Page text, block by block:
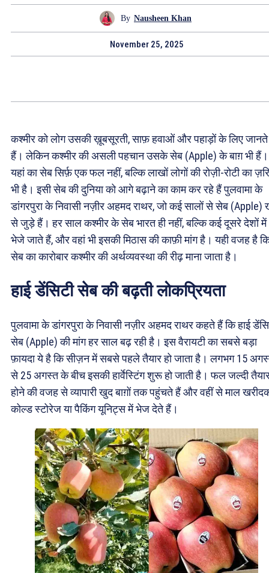
By Nausheen Khan
November 25, 2025
कश्मीर को लोग उसकी ख़ूबसूरती, साफ़ हवाओं और पहाड़ों के लिए जानते
हैं। लेकिन कश्मीर की असली पहचान उसके सेब (Apple) के बाग़ भी हैं।
यहां का सेब सिर्फ़ एक फल नहीं, बल्कि लाखों लोगों की रोज़ी-रोटी का
भी है। इसी सेब की दुनिया को आगे बढ़ाने का काम कर रहे हैं पुलवामा के
डांगरपुरा के निवासी नज़ीर अहमद राथर, जो कई सालों से सेब (Apple)
से जुड़े हैं। हर साल कश्मीर के सेब भारत ही नहीं, बल्कि कई दूसरे देशों में
भेजे जाते हैं, और वहां भी इसकी मिठास की काफ़ी मांग है। यही वजह है
सेब का कारोबार कश्मीर की अर्थव्यवस्था की रीढ़ माना जाता है।
हाई डेंसिटी सेब की बढ़ती लोकप्रियता
पुलवामा के डांगरपुरा के निवासी नज़ीर अहमद राथर कहते हैं कि हाई
सेब (Apple) की मांग हर साल बढ़ रही है। इस वैरायटी का सबसे बड़ा
फ़ायदा ये है कि सीज़न में सबसे पहले तैयार हो जाता है। लगभग 15
से 25 अगस्त के बीच इसकी हार्वेस्टिंग शुरू हो जाती है। फल जल्दी
होने की वजह से व्यापारी खुद बाग़ों तक पहुंचते हैं और वहीं से माल
कोल्ड स्टोरेज या पैकिंग यूनिट्स में भेज देते हैं।